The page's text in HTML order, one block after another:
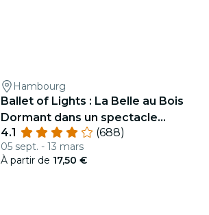
Hambourg
Ballet of Lights : La Belle au Bois
Dormant dans un spectacle
étincelant
4.1 (688)
05 sept. - 13 mars
À partir de 17,50 €